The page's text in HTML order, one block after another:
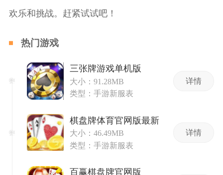
欢乐和挑战。赶紧试试吧！
热门游戏
三张牌游戏单机版
大小：91.28MB
类型：手游新服表
详情
棋盘牌体育官网版最新
大小：46.49MB
类型：手游新服表
详情
百赢棋盘牌官网版